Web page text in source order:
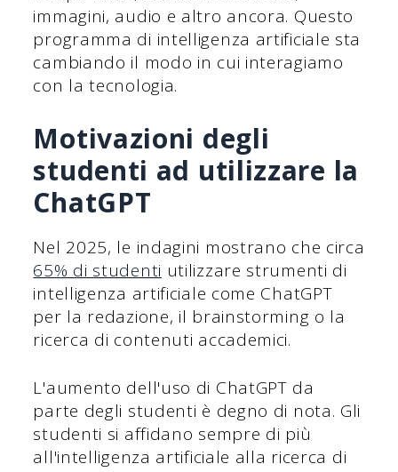
immagini, audio e altro ancora. Questo
programma di intelligenza artificiale sta
cambiando il modo in cui interagiamo
con la tecnologia.
Motivazioni degli
studenti ad utilizzare la
ChatGPT
Nel 2025, le indagini mostrano che circa
65% di studenti utilizzare strumenti di
intelligenza artificiale come ChatGPT
per la redazione, il brainstorming o la
ricerca di contenuti accademici.
L'aumento dell'uso di ChatGPT da
parte degli studenti è degno di nota. Gli
studenti si affidano sempre di più
all'intelligenza artificiale alla ricerca di